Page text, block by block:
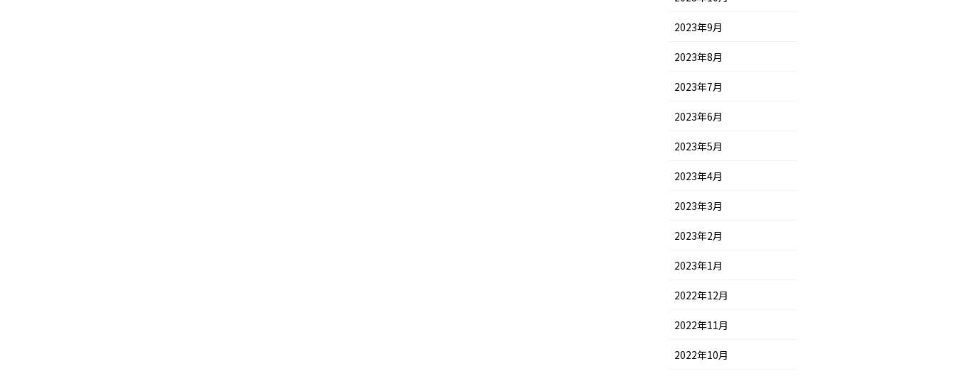
2023年9月
2023年8月
2023年7月
2023年6月
2023年5月
2023年4月
2023年3月
2023年2月
2023年1月
2022年12月
2022年11月
2022年10月